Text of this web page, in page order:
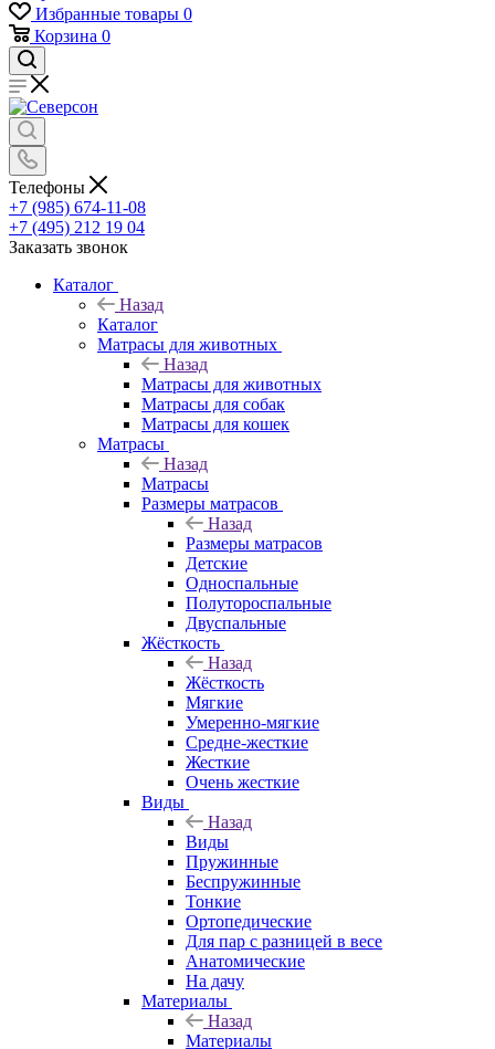
Избранные товары 0
Корзина 0
Телефоны
+7 (985) 674-11-08
+7 (495) 212 19 04
Заказать звонок
Каталог
Назад
Каталог
Матрасы для животных
Назад
Матрасы для животных
Матрасы для собак
Матрасы для кошек
Матрасы
Назад
Матрасы
Размеры матрасов
Назад
Размеры матрасов
Детские
Односпальные
Полутороспальные
Двуспальные
Жёсткость
Назад
Жёсткость
Мягкие
Умеренно-мягкие
Средне-жесткие
Жесткие
Очень жесткие
Виды
Назад
Виды
Пружинные
Беспружинные
Тонкие
Ортопедические
Для пар с разницей в весе
Анатомические
На дачу
Материалы
Назад
Материалы